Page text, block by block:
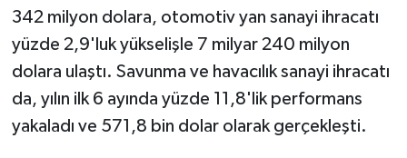
342 milyon dolara, otomotiv yan sanayi ihracatı
yüzde 2,9'luk yükselişle 7 milyar 240 milyon
dolara ulaştı. Savunma ve havacılık sanayi ihracatı
da, yılın ilk 6 ayında yüzde 11,8'lik performans
yakaladı ve 571,8 bin dolar olarak gerçekleşti.